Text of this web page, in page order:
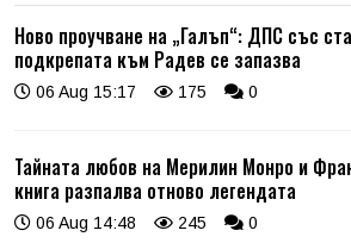
Ново проучване на „Галъп“: ДПС със
подкрепата към Радев се запазва
06 Aug 15:17 175 0
Тайната любов на Мерилин Монро и
книга разпалва отново легендата
06 Aug 14:48 245 0